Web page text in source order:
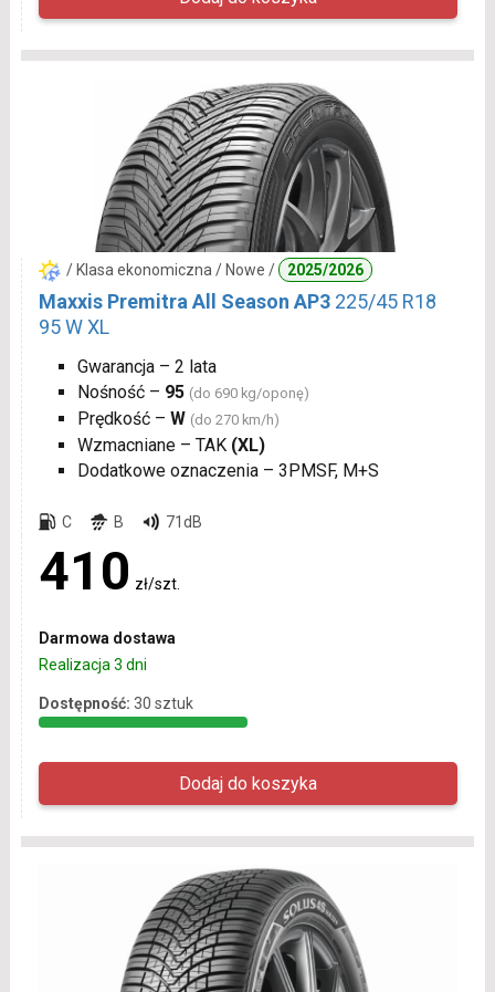
/ Klasa ekonomiczna / Nowe / 2025/2026
Maxxis Premitra All Season AP3 225/45 R18
95 W XL
Gwarancja – 2 lata
Nośność – 95 (do 690 kg/oponę)
Prędkość – W (do 270 km/h)
Wzmacniane – TAK (XL)
Dodatkowe oznaczenia – 3PMSF, M+S
C B 71dB
410 zł/szt.
Darmowa dostawa
Realizacja 3 dni
Dostępność: 30 sztuk